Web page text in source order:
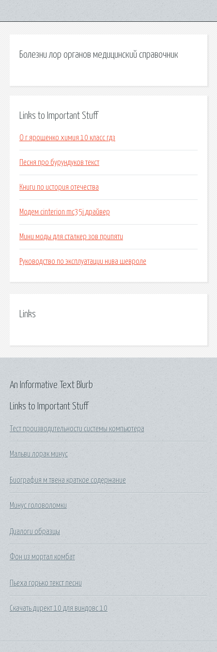
Болезни лор органов медицинский справочник
Links to Important Stuff
О г ярошенко химия 10 класс гдз
Песня про бурундуков текст
Книги по история отечества
Модем cinterion mc35i драйвер
Мини моды для сталкер зов припяти
Руководство по эксплуатации нива шевроле
Links
Links to Important Stuff
Тест производительности системы компьютера
Мальви лорак минус
Биография м твена краткое содержание
Минус головоломки
Диалоги образцы
Фон из мортал комбат
Пьеха горько текст песни
Скачать директ 10 для виндовс 10
An Informative Text Blurb